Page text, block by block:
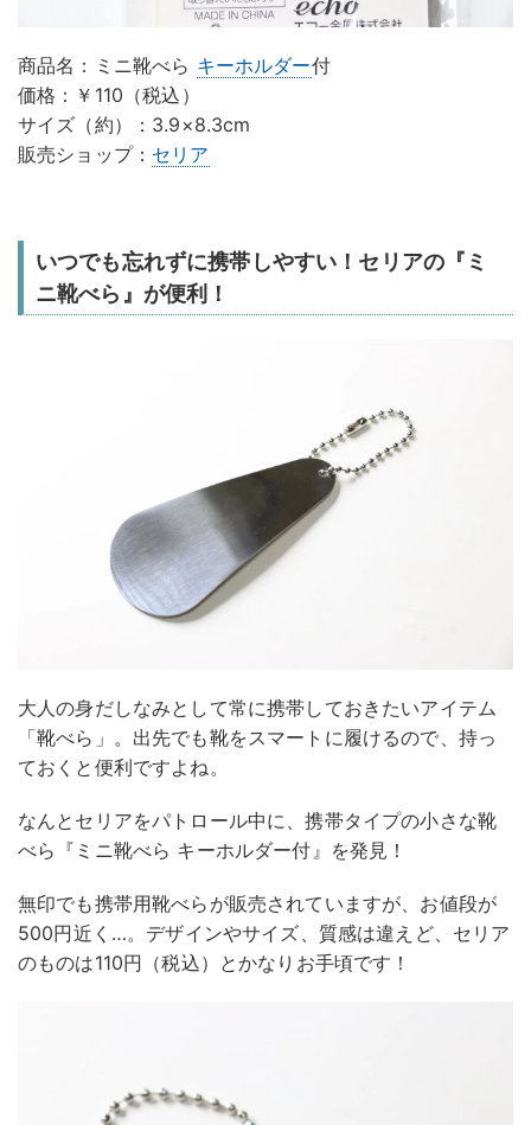
商品名：ミニ靴べら キーホルダー付
価格：￥110（税込）
サイズ（約）：3.9×8.3cm
販売ショップ： セリア
いつでも忘れずに携帯しやすい！セリアの『ミ
ニ靴べら』が便利！
大人の身だしなみとして常に携帯しておきたいアイテム
「靴べら」。出先でも靴をスマートに履けるので、持っ
ておくと便利ですよね。
なんとセリアをパトロール中に、携帯タイプの小さな靴
べら『ミニ靴べら キーホルダー付』を発見！
無印でも携帯用靴べらが販売されていますが、お値段が
500円近く…。デザインやサイズ、質感は違えど、セリア
のものは110円（税込）とかなりお手頃です！